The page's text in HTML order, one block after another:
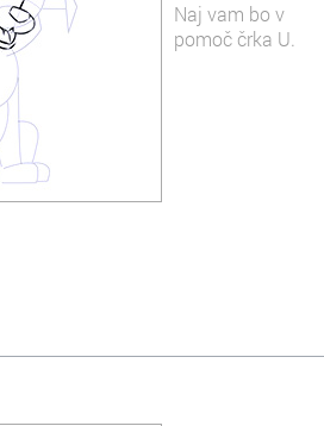
Naj vam bo v
pomoč črka U.